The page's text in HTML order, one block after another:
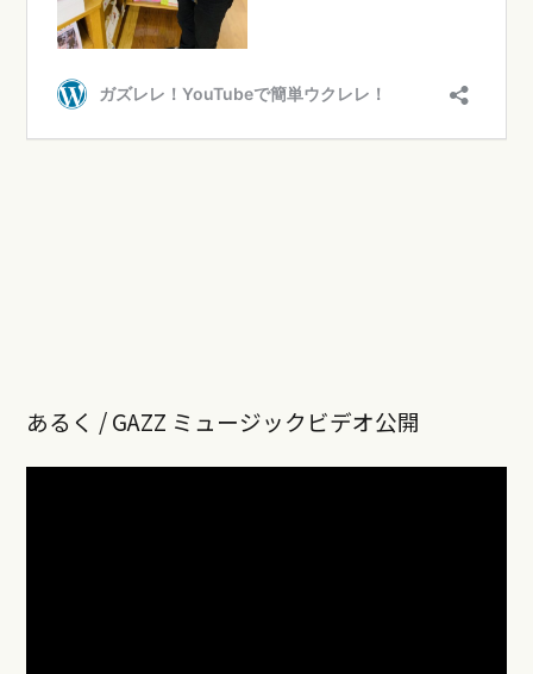
あるく / GAZZ ミュージックビデオ公開